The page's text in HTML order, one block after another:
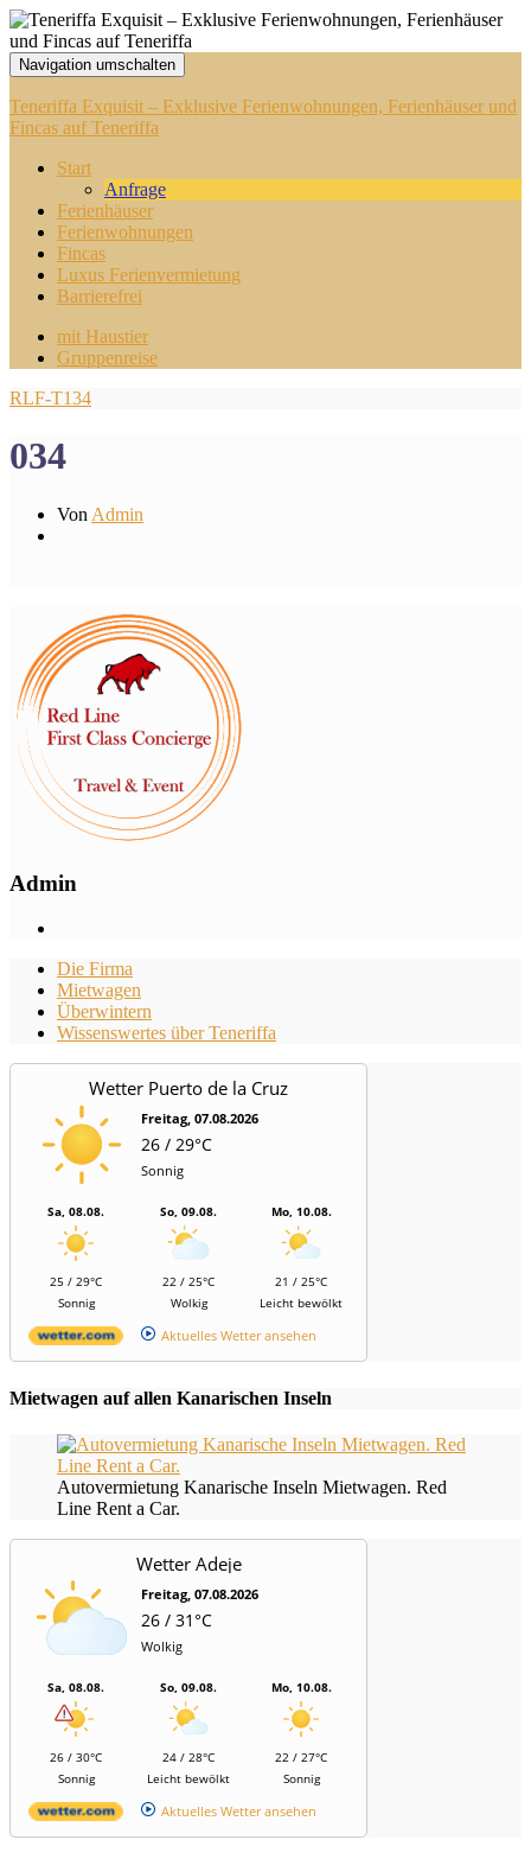
Navigation umschalten
Teneriffa Exquisit – Exklusive Ferienwohnungen, Ferienhäuser und
Fincas auf Teneriffa
Start
Anfrage
Ferienhäuser
Ferienwohnungen
Fincas
Luxus Ferienvermietung
Barrierefrei
mit Haustier
Gruppenreise
RLF-T134
034
Von Admin
Admin
Die Firma
Mietwagen
Überwintern
Wissenswertes über Teneriffa
Wetter Puerto de la Cruz
Freitag, 07.08.2026
26 / 29°C
Sonnig
Sa, 08.08.
25 / 29°C
Sonnig
So, 09.08.
22 / 25°C
Wolkig
Mo, 10.08.
21 / 25°C
Leicht bewölkt
Aktuelles Wetter ansehen
Mietwagen auf allen Kanarischen Inseln
Autovermietung Kanarische Inseln Mietwagen. Red
Line Rent a Car.
Wetter Adeje
Freitag, 07.08.2026
26 / 31°C
Wolkig
Sa, 08.08.
26 / 30°C
Sonnig
So, 09.08.
24 / 28°C
Leicht bewölkt
Mo, 10.08.
22 / 27°C
Sonnig
Aktuelles Wetter ansehen